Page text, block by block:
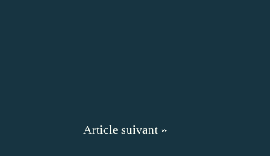
Article suivant »